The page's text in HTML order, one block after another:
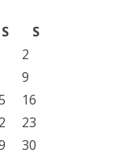
S
S
2
9
16
23
30